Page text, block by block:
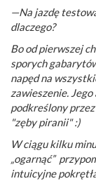
—Na jazdę
dlaczego?
Bo od pierwszej
sporych
napęd na
zawieszenie.
podkreślony
"zęby piranii" :)
W ciągu kilku
„ogarnąć”
intuicyjne